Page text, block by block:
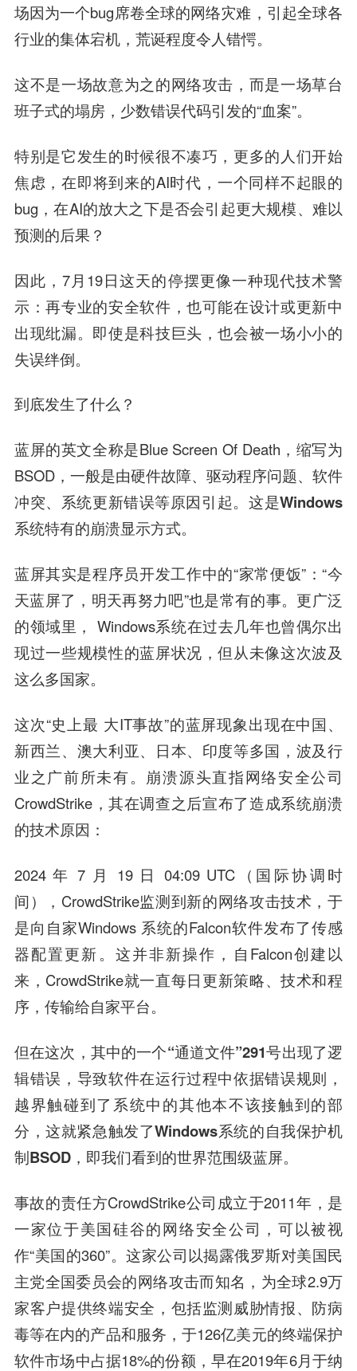
场因为一个bug席卷全球的网络灾难，引起全球各
行业的集体宕机，荒诞程度令人错愕。
这不是一场故意为之的网络攻击，而是一场草台
班子式的塌房，少数错误代码引发的“血案”。
特别是它发生的时候很不凑巧，更多的人们开始
焦虑，在即将到来的AI时代，一个同样不起眼的
bug，在AI的放大之下是否会引起更大规模、难以
预测的后果？
因此，7月19日这天的停摆更像一种现代技术警
示：再专业的安全软件，也可能在设计或更新中
出现纰漏。即使是科技巨头，也会被一场小小的
失误绊倒。
到底发生了什么？‍‍‍
蓝屏的英文全称是Blue Screen Of Death，缩写为
BSOD，一般是由硬件故障、驱动程序问题、软件
冲突、系统更新错误等原因引起。 这是Windows
系统特有的崩溃显示方式。
蓝屏其实是程序员开发工作中的“家常便饭”：“今
天蓝屏了，明天再努力吧”也是常有的事。更广泛
的领域里， Windows系统在过去几年也曾偶尔出
现过一些规模性的蓝屏状况，但从未像这次波及
这么多国家。
这次“史上最 大IT事故”的蓝屏现象出现在中国、
新西兰、澳大利亚、日本、印度等多国，波及行
业之广前所未有。崩溃源头直指网络安全公司
CrowdStrike，其在调查之后宣布了造成系统崩溃
的技术原因：
2024 年 7 月 19 日 04:09 UTC（国际协调时
间），CrowdStrike监测到新的网络攻击技术，于
是向自家Windows 系统的Falcon软件发布了传感
器配置更新。这并非新操作，自Falcon创建以
来，CrowdStrike就一直每日更新策略、技术和程
序，传输给自家平台。
但在这次，其中的一个“通道文件”291号出现了逻
辑错误，导致软件在运行过程中依据错误规则，
越界触碰到了系统中的其他本不该接触到的部
分，这就紧急触发了Windows系统的自我保护机
制BSOD，即我们看到的世界范围级蓝屏。
事故的责任方CrowdStrike公司成立于2011年，是
一家位于美国硅谷的网络安全公司，可以被视
作“美国的360”。这家公司以揭露俄罗斯对美国民
主党全国委员会的网络攻击而知名，为全球2.9万
家客户提供终端安全，包括监测威胁情报、防病
毒等在内的产品和服务，于126亿美元的终端保护
软件市场中占据18%的份额，早在2019年6月于纳